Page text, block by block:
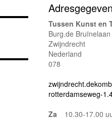
Tussen Kunst en
Burg.de
Zwijndrecht
Nederland
078
rotterdamseweg-
Za
10.30-17.00